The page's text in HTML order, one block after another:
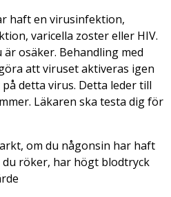
haft en virusinfektion,
varicella zoster eller HIV.
osäker. Behandling med
att viruset aktiveras igen
detta virus. Detta leder till
Läkaren ska testa dig för
om du någonsin har haft
röker, har högt blodtryck